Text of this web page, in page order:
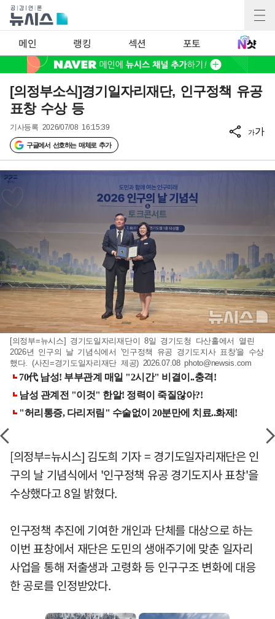
메인 랭킹 섹션 포토
[의정부소식]경기일자리재단, 인구정책 유공
표창 수상 등
기사등록 2026/07/08 16:15:39
구글에서 선호하는 매체로 추가
가가
[의정부=뉴시스] 경기도일자리재단이 8일 경기도청 다산홀에서 열린
2026년 인구의 날 기념식에서 '인구정책 유공 경기도지사 표창'을 수상
했다. (사진=경기도일자리재단 제공) 2026.07.08photo@newsis.com
[의정부=뉴시스] 김도희 기자 = 경기도일자리재단은 인
구의 날 기념식에서 '인구정책 유공 경기도지사 표창'을
수상했다고 8일 밝혔다.
인구정책 추진에 기여한 개인과 단체를 대상으로 하는
이번 표창에서 재단은 도민의 생애주기에 맞춘 일자리
사업을 통해 저출생과 고령화 등 인구구조 변화에 대응
한 공로를 인정받았다.